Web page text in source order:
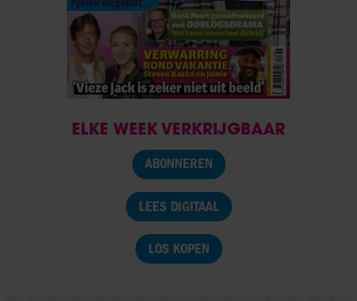
ELKE WEEK VERKRIJGBAAR
ABONNEREN
LEES DIGITAAL
LOS KOPEN